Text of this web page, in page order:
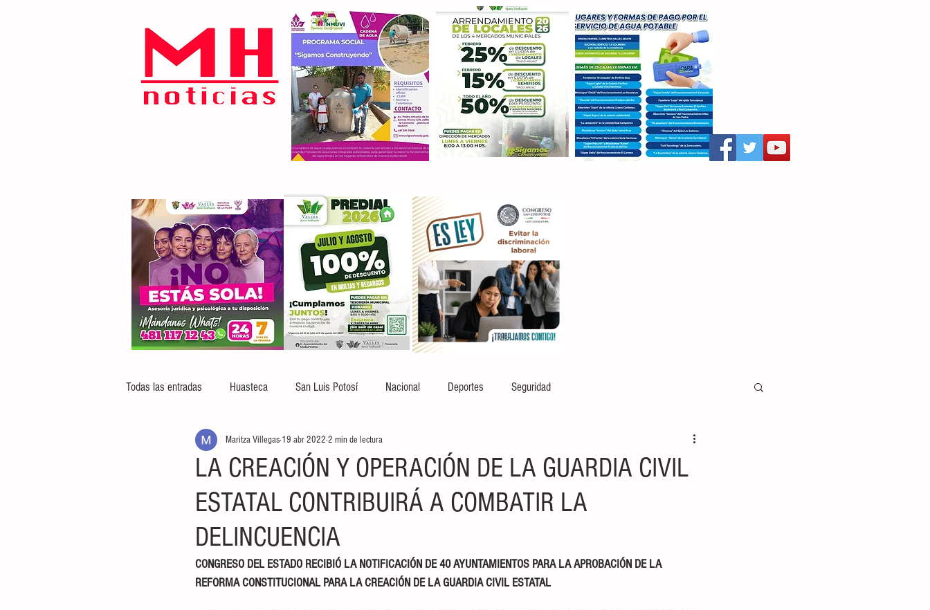
Todas las entradas Huasteca San Luis Potosí Nacional Deportes Seguridad
LA CREACIÓN Y OPERACIÓN DE LA GUARDIA CIVIL
ESTATAL CONTRIBUIRÁ A COMBATIR LA
DELINCUENCIA
Maritza Villegas 19 abr 2022 2 min de lectura
CONGRESO DEL ESTADO RECIBIÓ LA NOTIFICACIÓN DE 40 AYUNTAMIENTOS PARA LA APROBACIÓN DE LA
REFORMA CONSTITUCIONAL PARA LA CREACIÓN DE LA GUARDIA CIVIL ESTATAL